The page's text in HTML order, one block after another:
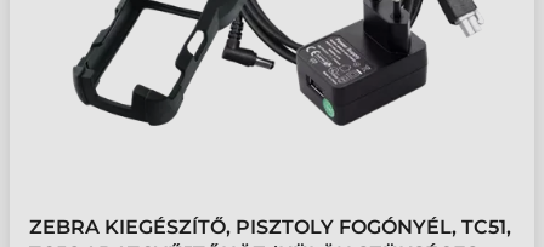
ZEBRA KIEGÉSZÍTŐ, PISZTOLY FOGÓNYÉL, TC51,